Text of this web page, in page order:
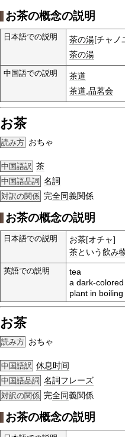
お茶の概念の説明
日本語での説明 茶の湯[チャノ
茶の湯
中国語での説明
茶道
茶道,品茗会
お茶
読み方 おちゃ
中国語訳 茶
中国語品詞 名詞
対訳の関係 完全同義関係
お茶の概念の説明
日本語での説明
お茶[オチャ]
茶という飲み
英語での説明
tea
a dark-
plant in
お茶
読み方 おちゃ
中国語訳 休息时间
中国語品詞 名詞フレーズ
対訳の関係 完全同義関係
お茶の概念の説明